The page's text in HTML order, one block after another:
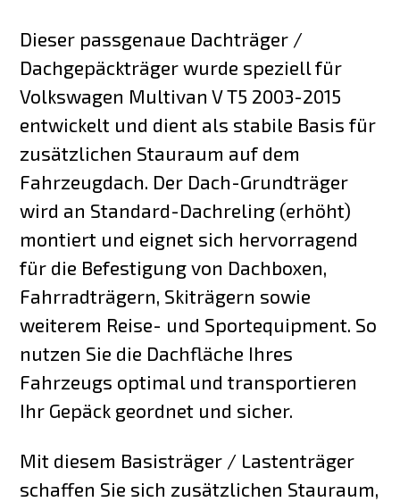
Dieser passgenaue Dachträger /
Dachgepäckträger wurde speziell für
Volkswagen Multivan V T5 2003-2015
entwickelt und dient als stabile Basis für
zusätzlichen Stauraum auf dem
Fahrzeugdach. Der Dach-Grundträger
wird an Standard-Dachreling (erhöht)
montiert und eignet sich hervorragend
für die Befestigung von Dachboxen,
Fahrradträgern, Skiträgern sowie
weiterem Reise- und Sportequipment. So
nutzen Sie die Dachfläche Ihres
Fahrzeugs optimal und transportieren
Ihr Gepäck geordnet und sicher.
Mit diesem Basisträger / Lastenträger
schaffen Sie sich zusätzlichen Stauraum,